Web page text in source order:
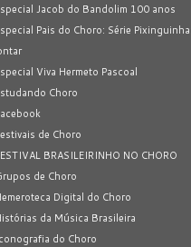
Jacob do Bandolim 100 anos
Pais do Choro: Série
Viva Hermeto Pascoal
Choro
de Choro
BRASILEIRINHO NO CHORO
de Choro
Digital do Choro
da Música Brasileira
do Choro